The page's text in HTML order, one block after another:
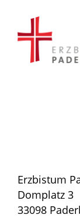
Erzbistum
Domplatz 3
33098